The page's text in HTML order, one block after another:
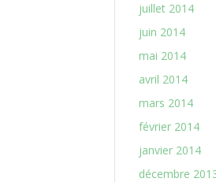
juillet 2014
juin 2014
mai 2014
avril 2014
mars 2014
février 2014
janvier 2014
décembre